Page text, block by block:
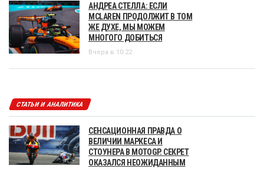
АНДРЕА СТЕЛЛА: ЕСЛИ
MCLAREN ПРОДОЛЖИТ В ТОМ
ЖЕ ДУХЕ, МЫ МОЖЕМ
МНОГОГО ДОБИТЬСЯ
Вчера в 10:22
СТАТЬИ И АНАЛИТИКА
СЕНСАЦИОННАЯ ПРАВДА О
ВЕЛИЧИИ МАРКЕСА И
СТОУНЕРА В MOTOGP. СЕКРЕТ
ОКАЗАЛСЯ НЕОЖИДАННЫМ